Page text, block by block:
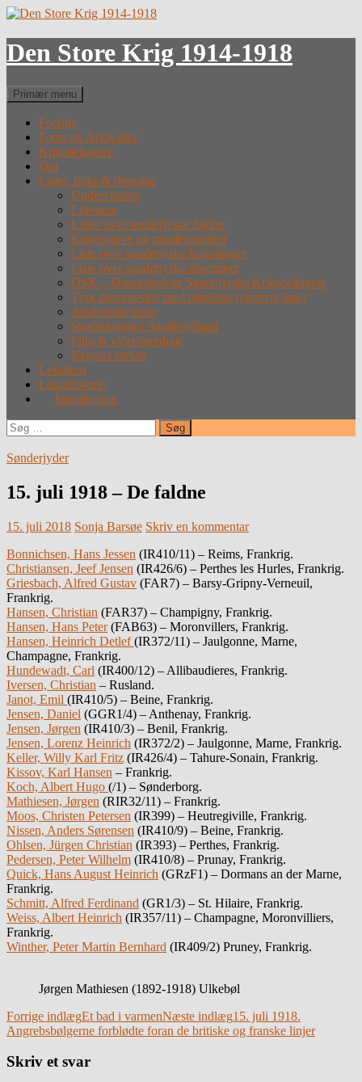
Hop
indhold
Den Store Krig 1914-1918
Søg
Primær menu
Forside
Fotos og Arkivalier
Krigsdeltagere
Om
Lister, links & litteratur
Undervisning
Litteratur
Lister over sønderjyske faldne
Krigergrave og mindesmærker
Liste over sønderjyske krigsfanger
Liste over sønderjyske desertører
DSK – Dansksindede Sønderjyske Krigsdeltagere
Tysk hjemmeside med tabslister (eksternt link)
Alfabetiske lister
Straffefanger i Sønderjylland
Film & videoforedrag
Krigens forløb
Leksikon
Lokalhistorie
Introduction
Søg
efter:
Sønderjyder
15. juli 1918 – De faldne
15. juli 2018 Sonja Barsøe Skriv en kommentar
Bonnichsen, Hans Jessen (IR410/11) – Reims, Frankrig.
Christiansen, Jeef Jensen (IR426/6) – Perthes les Hurles, Frankrig.
Griesbach, Alfred Gustav (FAR7) – Barsy-Gripny-Verneuil,
Frankrig.
Hansen, Christian (FAR37) – Champigny, Frankrig.
Hansen, Hans Peter(FAB63) – Moronvillers, Frankrig.
Hansen, Heinrich Detlef(IR372/11) – Jaulgonne, Marne,
Champagne, Frankrig.
Hundewadt, Carl (IR400/12) – Allibaudieres, Frankrig.
Iversen, Christian – Rusland.
Janot, Emil (IR410/5) – Beine, Frankrig.
Jensen, Daniel (GGR1/4) – Anthenay, Frankrig.
Jensen, Jørgen (IR410/3) – Benil, Frankrig.
Jensen, Lorenz Heinrich (IR372/2) – Jaulgonne, Marne, Frankrig.
Keller, Willy Karl Fritz (IR426/4) – Tahure-Sonain, Frankrig.
Kissov, Karl Hansen – Frankrig.
Koch, Albert Hugo (/1) – Sønderborg.
Mathiesen, Jørgen (RIR32/11) – Frankrig.
Moos, Christen Petersen (IR399) – Heutregiville, Frankrig.
Nissen, Anders Sørensen (IR410/9) – Beine, Frankrig.
Ohlsen, Jürgen Christian (IR393) – Perthes, Frankrig.
Pedersen, Peter Wilhelm (IR410/8) – Prunay, Frankrig.
Quick, Hans August Heinrich (GRzF1) – Dormans an der Marne,
Frankrig.
Schmitt, Alfred Ferdinand (GR1/3) – St. Hilaire, Frankrig.
Weiss, Albert Heinrich (IR357/11) – Champagne, Moronvilliers,
Frankrig.
Winther, Peter Martin Bernhard (IR409/2) Pruney, Frankrig.
Jørgen Mathiesen (1892-1918) Ulkebøl
Indlægsnavigation
Forrige indlægEt bad i varmenNæste indlæg15. juli 1918.
Angrebsbølgerne forblødte foran de britiske og franske linjer
Skriv et svar